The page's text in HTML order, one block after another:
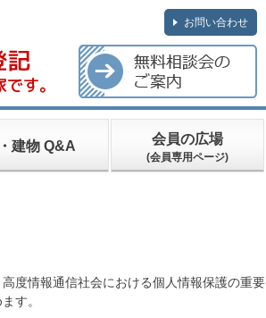
お問い合わせ
建物 Q&A 会員の広場
(会員専用ページ)
度情報通信社会における個人情報保護の重要
す。